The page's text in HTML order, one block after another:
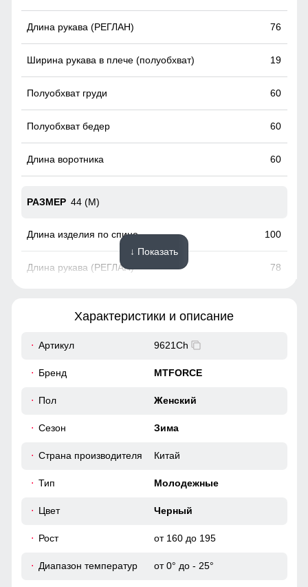
Ветрозащитная планка
Ветрозащитная планка нужна для защиты от ветра и
холодного воздуха который может проникнуть внутрь
через молнию куртки.
Ветрозащитная планка нужна для защиты от ветра и
через молнию куртки.
Материал подкладки
Подкладка из полиэстера: Устойчива к износу и легко
повседневного использования.
76
19
60
60
60
44 (M)
100
78
↓ Показать
Характеристики и описание
Артикул 9621Ch
Бренд MTFORCE
Пол Женский
Сезон Зима
Страна производителя Китай
Тип Молодежные
Цвет Черный
Рост от 160 до 195
Диапазон температур от 0° до - 25°